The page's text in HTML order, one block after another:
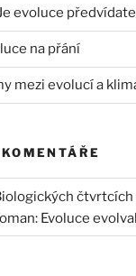
evoluce
na přání
mezi evolucí a
Evoluce